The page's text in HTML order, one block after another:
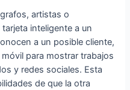
artistas o
inteligente a un
a un posible cliente,
para mostrar trabajos
y redes sociales. Esta
de que la otra